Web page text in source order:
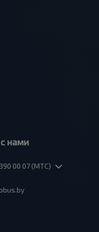
нами
00 07 (МТС)